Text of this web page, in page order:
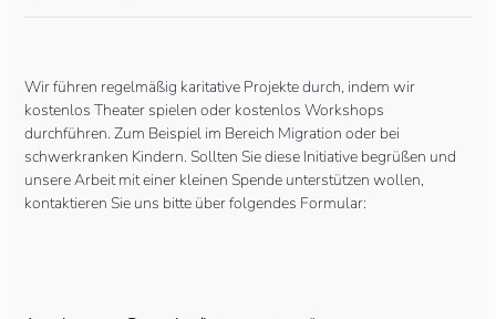
Wir führen regelmäßig karitative Projekte durch, indem wir
kostenlos Theater spielen oder kostenlos Workshops
durchführen. Zum Beispiel im Bereich Migration oder bei
schwerkranken Kindern. Sollten Sie diese Initiative begrüßen und
unsere Arbeit mit einer kleinen Spende unterstützen wollen,
kontaktieren Sie uns bitte über folgendes Formular: